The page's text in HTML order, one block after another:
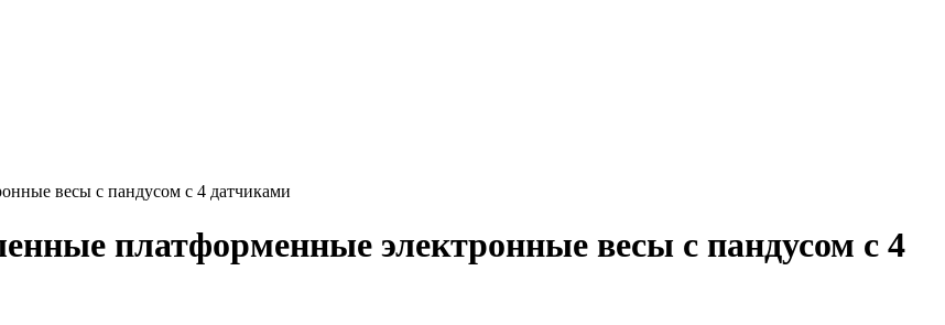
весы с пандусом с 4 датчиками
платформенные электронные весы с пандусом с 4